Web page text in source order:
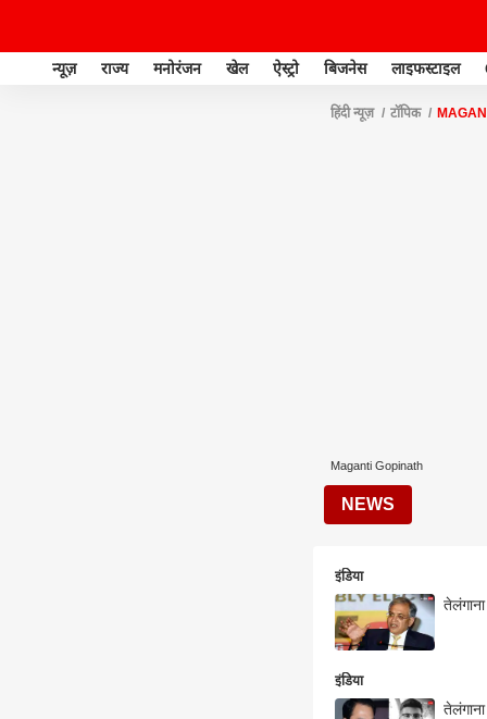
न्यूज़ राज्य मनोरंजन खेल ऐस्ट्रो बिजनेस लाइफस्टाइल
हिंदी न्यूज़ टॉपिक
Maganti Gopinath
NEWS
इंडिया
इंडिया